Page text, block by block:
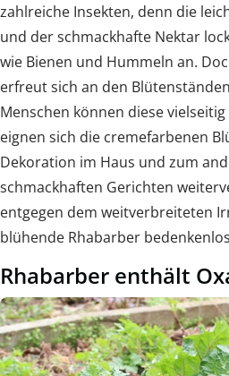
zahlreiche Insekten, denn die
und der schmackhafte Nektar
wie Bienen und Hummeln an.
erfreut sich an den
Menschen können diese
eignen sich die cremefarbenen
Dekoration im Haus und zum
schmackhaften Gerichten
entgegen dem weitverbreiteten
blühende Rhabarber
Rhabarber enthält